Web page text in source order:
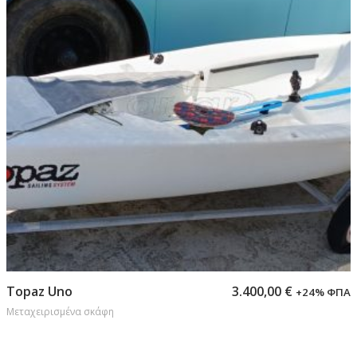
Προσθήκη στο καλάθι
Topaz Uno
Μεταχειρισμένα σκάφη
3.400,00 € +24% ΦΠΑ